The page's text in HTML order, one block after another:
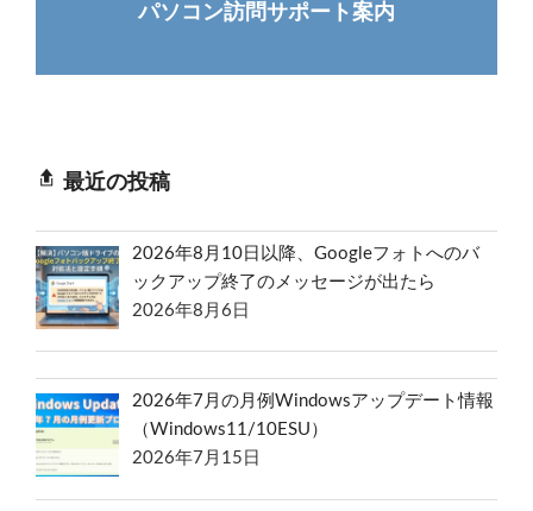
パソコン訪問サポート案内
最近の投稿
2026年8月10日以降、Googleフォトへのバ
ックアップ終了のメッセージが出たら
2026年8月6日
2026年7月の月例Windowsアップデート情報
（Windows11/10ESU）
2026年7月15日